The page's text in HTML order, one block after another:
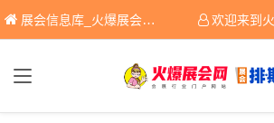
展会信息库_火爆展会网免费展会信息查询平台，提供专业会展服务！ 欢迎来到